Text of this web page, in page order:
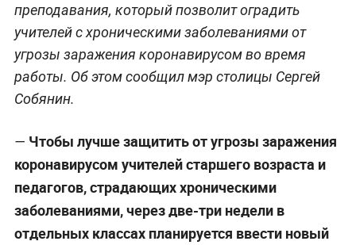
преподавания, который позволит оградить
учителей с хроническими заболеваниями от
угрозы заражения коронавирусом во время
работы. Об этом сообщил мэр столицы Сергей
Собянин.
— Чтобы лучше защитить от угрозы заражения
коронавирусом учителей старшего возраста и
педагогов, страдающих хроническими
заболеваниями, через две-три недели в
отдельных классах планируется ввести новый